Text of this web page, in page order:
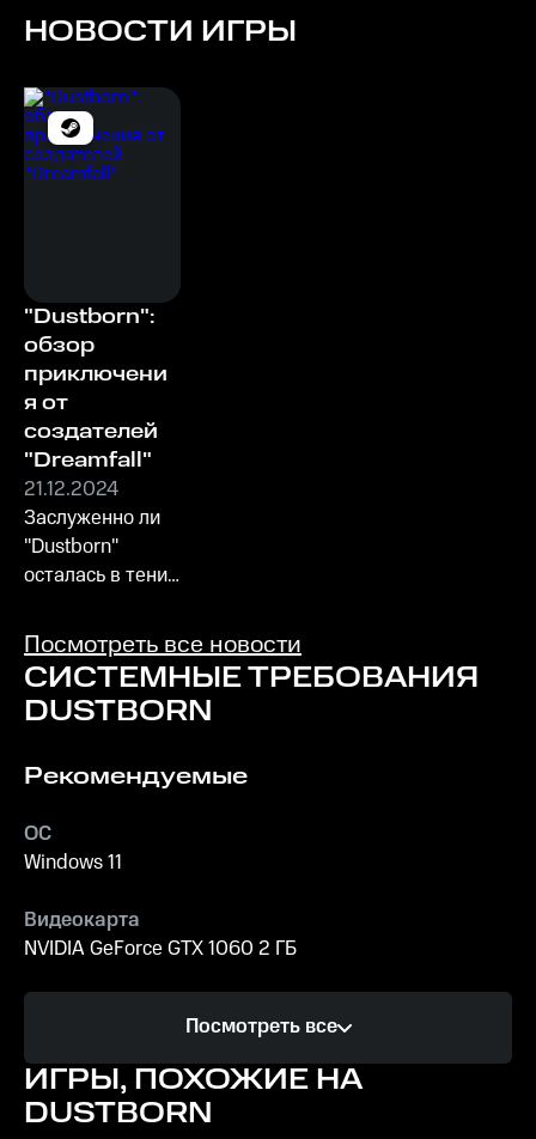
НОВОСТИ ИГРЫ
"Dustborn":
обзор
приключени
я от
создателей
"Dreamfall"
21.12.2024
Заслуженно ли
"Dustborn"
осталась в тени
популярных
релизов?
Посмотреть все новости
СИСТЕМНЫЕ ТРЕБОВАНИЯ
DUSTBORN
Рекомендуемые
ОС
Windows 11
Видеокарта
NVIDIA GeForce GTX 1060 2 ГБ
Память
8 ГБ ОЗУ
Посмотреть все
ИГРЫ, ПОХОЖИЕ НА
DUSTBORN